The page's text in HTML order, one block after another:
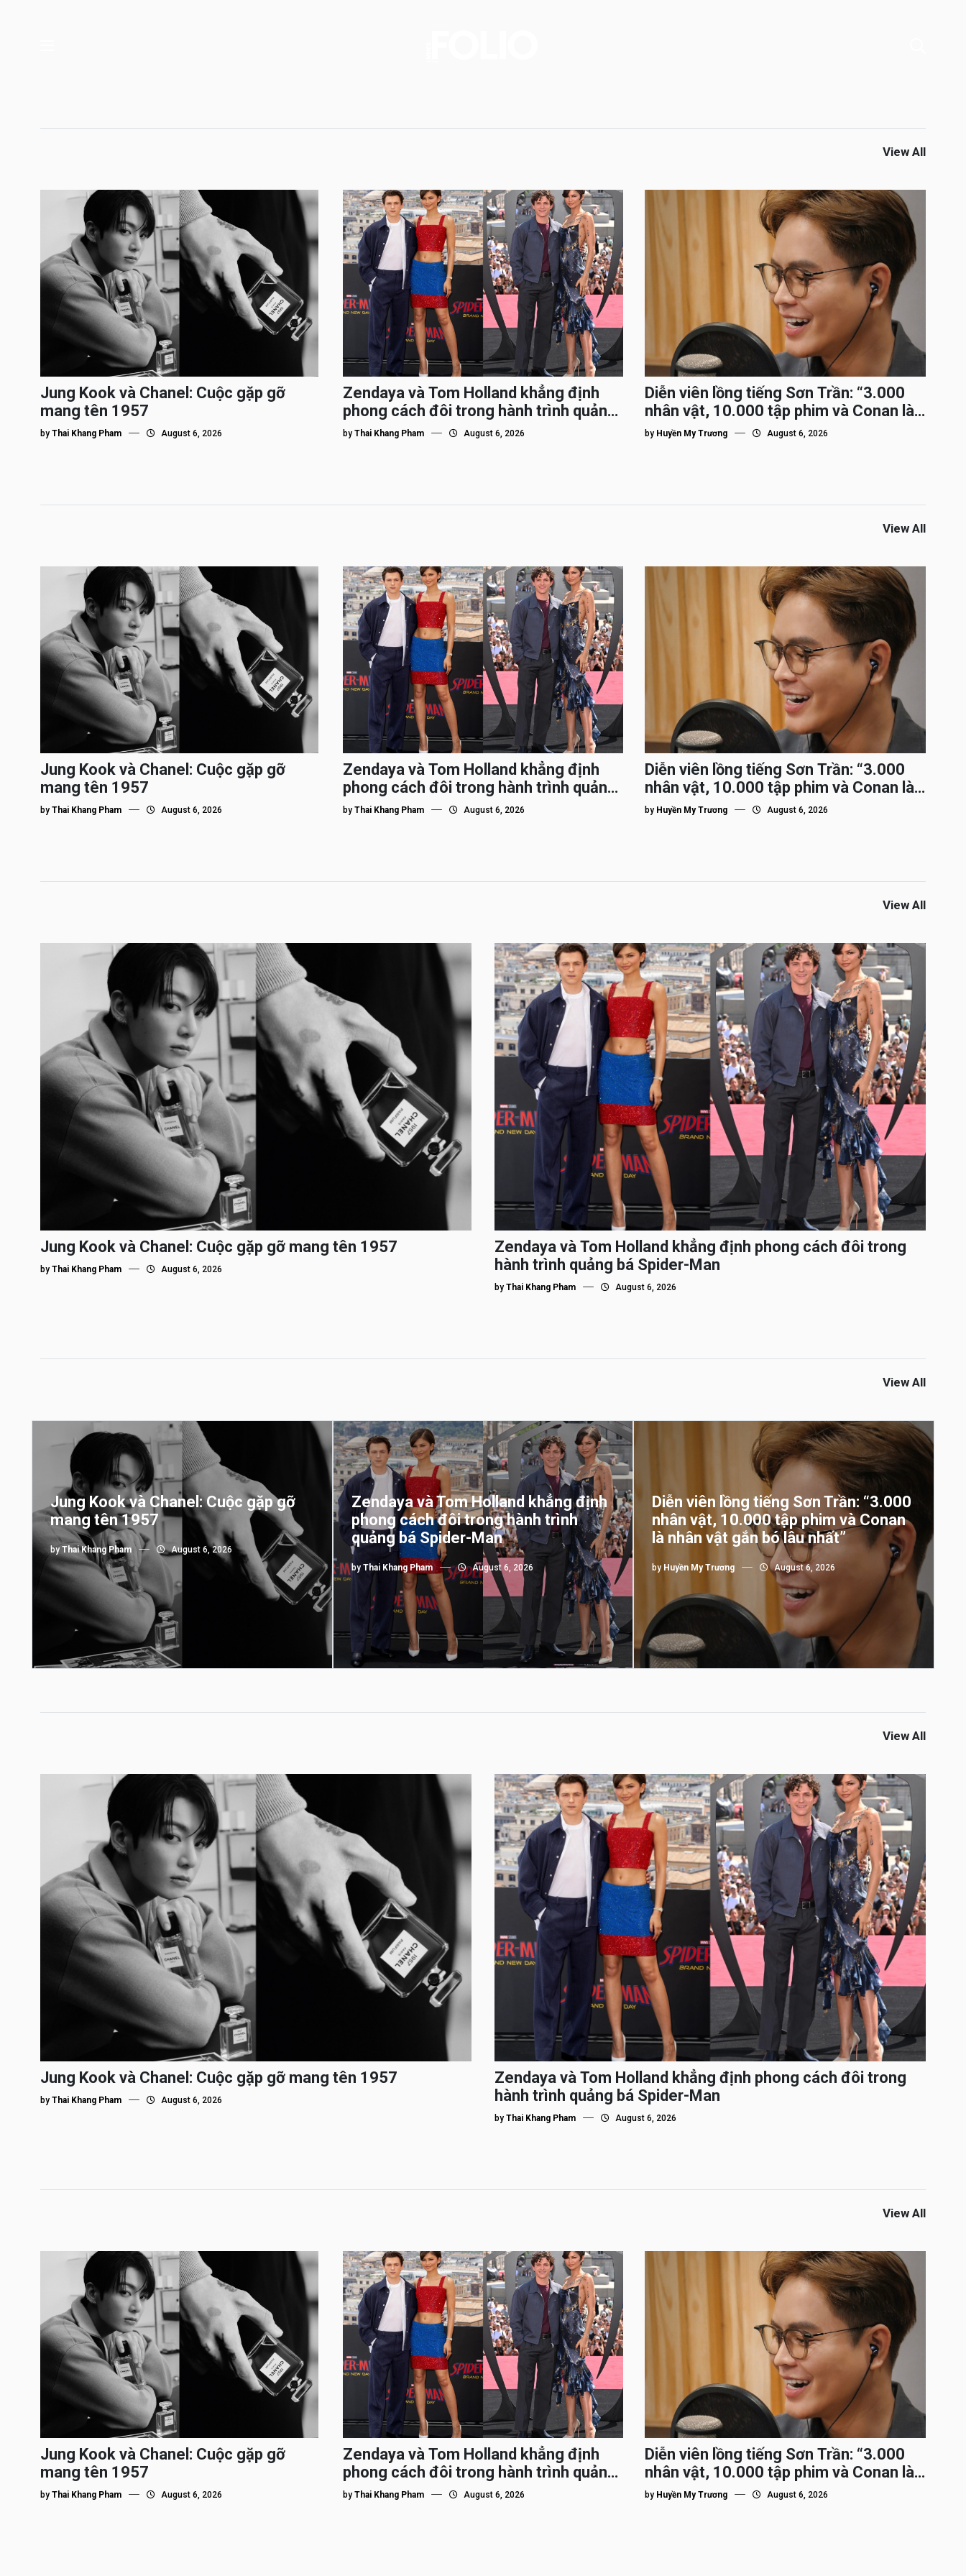
View All
Jung Kook và Chanel: Cuộc gặp gỡ
mang tên 1957
by Thai Khang Pham August 6, 2026
Zendaya và Tom Holland khẳng định
phong cách đôi trong hành trình quảng
bá Spider-Man
by Thai Khang Pham August 6, 2026
Diễn viên lồng tiếng Sơn Trần: “3.000
nhân vật, 10.000 tập phim và Conan là
nhân vật gắn bó lâu nhất”
by Huyền My Trương August 6, 2026
View All
Jung Kook và Chanel: Cuộc gặp gỡ
mang tên 1957
by Thai Khang Pham August 6, 2026
Zendaya và Tom Holland khẳng định
phong cách đôi trong hành trình quảng
bá Spider-Man
by Thai Khang Pham August 6, 2026
Diễn viên lồng tiếng Sơn Trần: “3.000
nhân vật, 10.000 tập phim và Conan là
nhân vật gắn bó lâu nhất”
by Huyền My Trương August 6, 2026
View All
Jung Kook và Chanel: Cuộc gặp gỡ mang tên 1957
by Thai Khang Pham August 6, 2026
Zendaya và Tom Holland khẳng định phong cách đôi trong
hành trình quảng bá Spider-Man
by Thai Khang Pham August 6, 2026
View All
Jung Kook và Chanel: Cuộc gặp gỡ
mang tên 1957
by Thai Khang Pham August 6, 2026
Zendaya và Tom Holland khẳng định
phong cách đôi trong hành trình
quảng bá Spider-Man
by Thai Khang Pham August 6, 2026
Diễn viên lồng tiếng Sơn Trần: “3.000
nhân vật, 10.000 tập phim và Conan
là nhân vật gắn bó lâu nhất”
by Huyền My Trương August 6, 2026
View All
Jung Kook và Chanel: Cuộc gặp gỡ mang tên 1957
by Thai Khang Pham August 6, 2026
Zendaya và Tom Holland khẳng định phong cách đôi trong
hành trình quảng bá Spider-Man
by Thai Khang Pham August 6, 2026
View All
Jung Kook và Chanel: Cuộc gặp gỡ
mang tên 1957
by Thai Khang Pham August 6, 2026
Zendaya và Tom Holland khẳng định
phong cách đôi trong hành trình quảng
bá Spider-Man
by Thai Khang Pham August 6, 2026
Diễn viên lồng tiếng Sơn Trần: “3.000
nhân vật, 10.000 tập phim và Conan là
nhân vật gắn bó lâu nhất”
by Huyền My Trương August 6, 2026